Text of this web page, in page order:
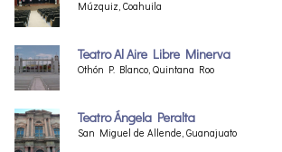
Múzquiz, Coahuila
Teatro Al Aire Libre Minerva
Othón P. Blanco, Quintana Roo
Teatro Ángela Peralta
San Miguel de Allende, Guanajuato